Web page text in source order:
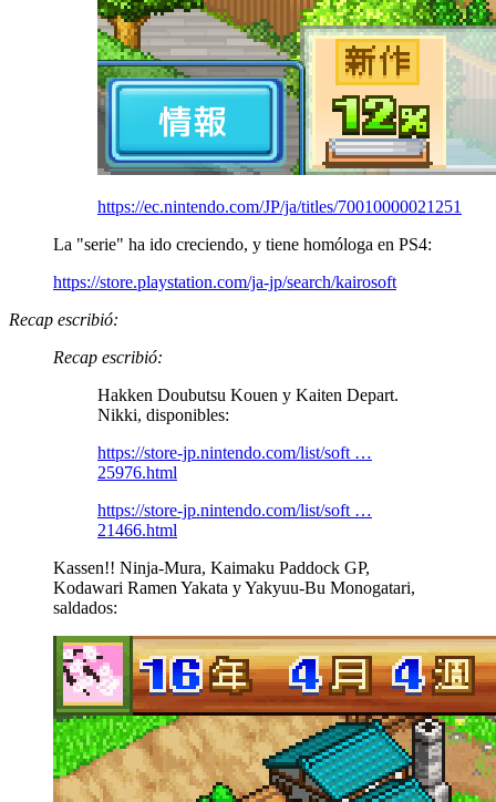
https://ec.nintendo.com/JP/ja/titles/70010000021251
La "serie" ha ido creciendo, y tiene homóloga en PS4:
https://store.playstation.com/ja-jp/search/kairosoft
Recap escribió:
Recap escribió:
Hakken Doubutsu Kouen y Kaiten Depart.
Nikki, disponibles:
https://store-jp.nintendo.com/list/soft …
25976.html
https://store-jp.nintendo.com/list/soft …
21466.html
Kassen!! Ninja-Mura, Kaimaku Paddock GP,
Kodawari Ramen Yakata y Yakyuu-Bu Monogatari,
saldados: